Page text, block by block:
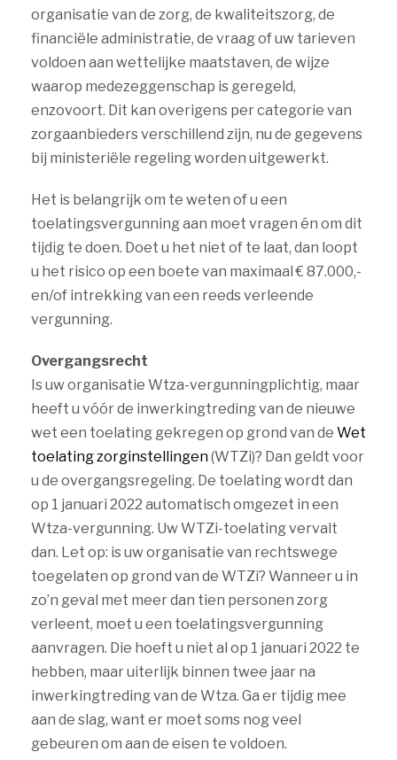
organisatie van de zorg, de kwaliteitszorg, de
financiële administratie, de vraag of uw tarieven
voldoen aan wettelijke maatstaven, de wijze
waarop medezeggenschap is geregeld,
enzovoort. Dit kan overigens per categorie van
zorgaanbieders verschillend zijn, nu de gegevens
bij ministeriële regeling worden uitgewerkt.
Het is belangrijk om te weten of u een
toelatingsvergunning aan moet vragen én om dit
tijdig te doen. Doet u het niet of te laat, dan loopt
u het risico op een boete van maximaal € 87.000,-
en/of intrekking van een reeds verleende
vergunning.
Overgangsrecht
Is uw organisatie Wtza-vergunningplichtig, maar
heeft u vóór de inwerkingtreding van de nieuwe
wet een toelating gekregen op grond van de Wet
toelating zorginstellingen(WTZi)? Dan geldt voor
u de overgangsregeling. De toelating wordt dan
op 1 januari 2022 automatisch omgezet in een
Wtza-vergunning. Uw WTZi-toelating vervalt
dan. Let op: is uw organisatie van rechtswege
toegelaten op grond van de WTZi? Wanneer u in
zo’n geval met meer dan tien personen zorg
verleent, moet u een toelatingsvergunning
aanvragen. Die hoeft u niet al op 1 januari 2022 te
hebben, maar uiterlijk binnen twee jaar na
inwerkingtreding van de Wtza. Ga er tijdig mee
aan de slag, want er moet soms nog veel
gebeuren om aan de eisen te voldoen.